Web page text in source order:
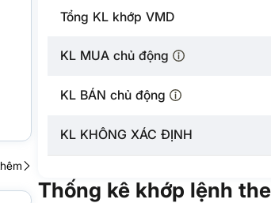
Tổng KL khớp VMD
KL MUA chủ động
KL BÁN chủ động
KL KHÔNG XÁC ĐỊNH
Thống kê khớp lệnh